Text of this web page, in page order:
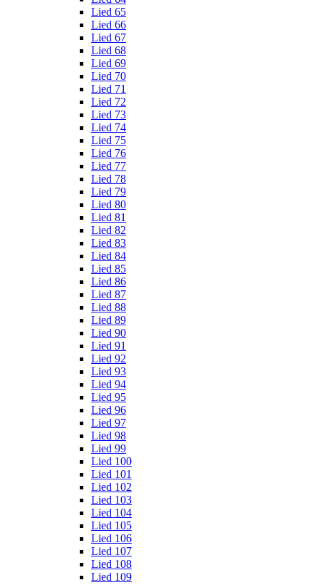
Lied 65
Lied 66
Lied 67
Lied 68
Lied 69
Lied 70
Lied 71
Lied 72
Lied 73
Lied 74
Lied 75
Lied 76
Lied 77
Lied 78
Lied 79
Lied 80
Lied 81
Lied 82
Lied 83
Lied 84
Lied 85
Lied 86
Lied 87
Lied 88
Lied 89
Lied 90
Lied 91
Lied 92
Lied 93
Lied 94
Lied 95
Lied 96
Lied 97
Lied 98
Lied 99
Lied 100
Lied 101
Lied 102
Lied 103
Lied 104
Lied 105
Lied 106
Lied 107
Lied 108
Lied 109